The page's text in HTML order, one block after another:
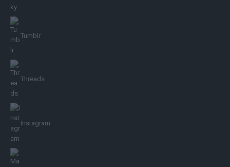
Tumblr
Threads
Instagram